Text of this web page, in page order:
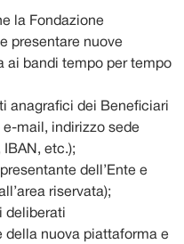
la Fondazione
presentare nuove
ai bandi tempo per tempo
anagrafici dei Beneficiari
mail, indirizzo sede
etc.);
dell’Ente e
riservata);
deliberati
della nuova piattaforma e